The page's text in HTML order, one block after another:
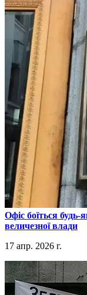
​Офіс боїться будь-
величезної влади
17 апр. 2026 г.